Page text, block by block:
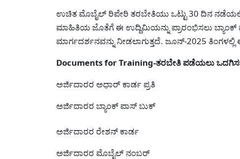
ಉಚಿತ ಮೊಬೈಲ್ ರಿಪೇರಿ ತರಬೇತಿಯು ಒಟ್ಟು 30 ದಿನ
ಮಾಹಿತಿಯ ಜೊತೆಗೆ ಈ ಉದ್ದಿಮಿಯನ್ನು ಪ್ರಾರಂಭಿಸಲು ಬ್ಯಾಂಕ್
ಮಾರ್ಗದರ್ಶನವನ್ನು ನೀಡಲಾಗುತ್ತದೆ. ಜೂನ್-2025
Documents for Training-ತರಬೇತಿ ಪಡೆಯಲು
ಅರ್ಜಿದಾರರ ಅಧಾರ್ ಕಾರ್ಡ ಪ್ರತಿ
ಅರ್ಜಿದಾರರ ಬ್ಯಾಂಕ್ ಪಾಸ್ ಬುಕ್
ಅರ್ಜಿದಾರರ ರೇಶನ್ ಕಾರ್ಡ
ಅರ್ಜಿದಾರರ ಮೊಬೈಲ್ ನಂಬರ್